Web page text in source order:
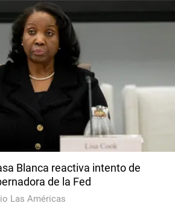
Blanca reactiva intento de
de la Fed
Las Américas